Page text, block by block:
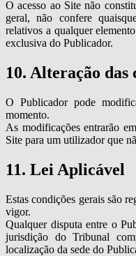
O acesso ao Site não
geral, não confere
relativos a qualquer
exclusiva do Publicador.
10. Alteração das
O Publicador pode
momento.
As modificações entrarão
Site para um utilizador que
11. Lei Aplicável
Estas condições gerais são
vigor.
Qualquer disputa entre o
jurisdição do Tribunal
localização da sede do